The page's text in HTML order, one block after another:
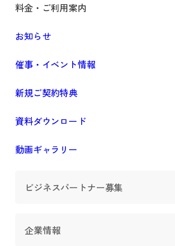
料金・ご利用案内
お知らせ
催事・イベント情報
新規ご契約特典
資料ダウンロード
動画ギャラリー
ビジネスパートナー募集
企業情報